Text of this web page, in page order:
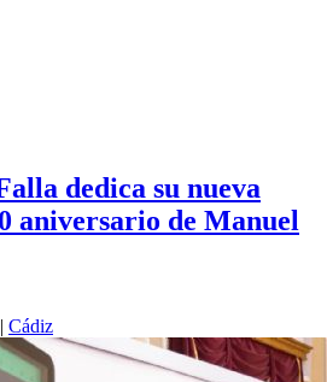
dedica su nueva
aniversario de Manuel
| Cádiz